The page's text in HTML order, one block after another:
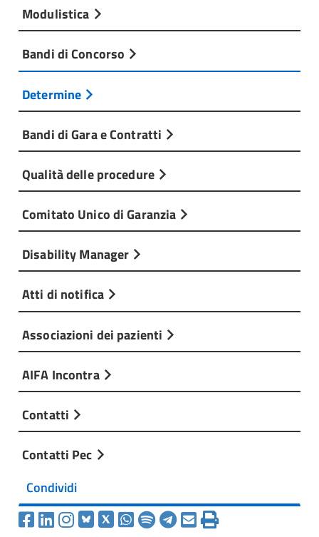
Modulistica
Bandi di Concorso
Determine
Bandi di Gara e Contratti
Qualità delle procedure
Comitato Unico di Garanzia
Disability Manager
Atti di notifica
Associazioni dei pazienti
AIFA Incontra
Contatti
Contatti Pec
Condividi